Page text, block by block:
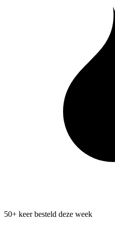
50+ keer besteld deze week